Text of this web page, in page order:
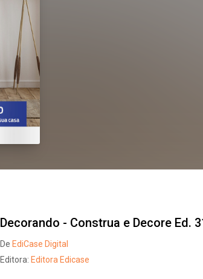
Decorando - Construa e Decore Ed.
De EdiCase Digital
Editora: Editora Edicase